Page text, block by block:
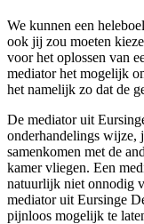
We kunnen een
ook jij zou moeten
voor het oplossen van
mediator het mogelijk
het namelijk zo dat de
De mediator uit
onderhandelings wijze,
samenkomen met de
kamer vliegen. Een
natuurlijk niet onnodig
mediator uit Eursinge
pijnloos mogelijk te